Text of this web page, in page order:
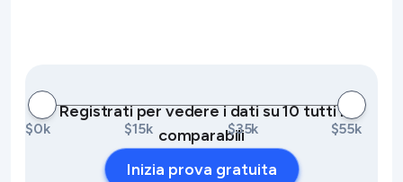
$0k $15k $35k $55k
Registrati per vedere i dati su 10 tutti i
comparabili
Inizia prova gratuita